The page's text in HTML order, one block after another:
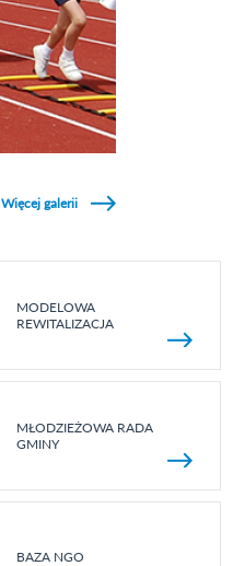
Więcej galerii
MODELOWA
REWITALIZACJA
MŁODZIEŻOWA RADA
GMINY
BAZA NGO